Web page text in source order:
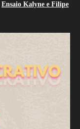
Ensaio Kalyne e Filipe